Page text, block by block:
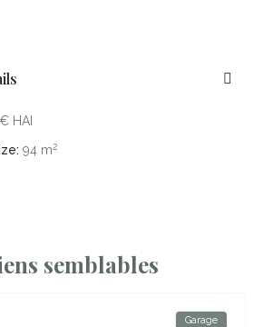
HAI
94 m2
semblables
Garage